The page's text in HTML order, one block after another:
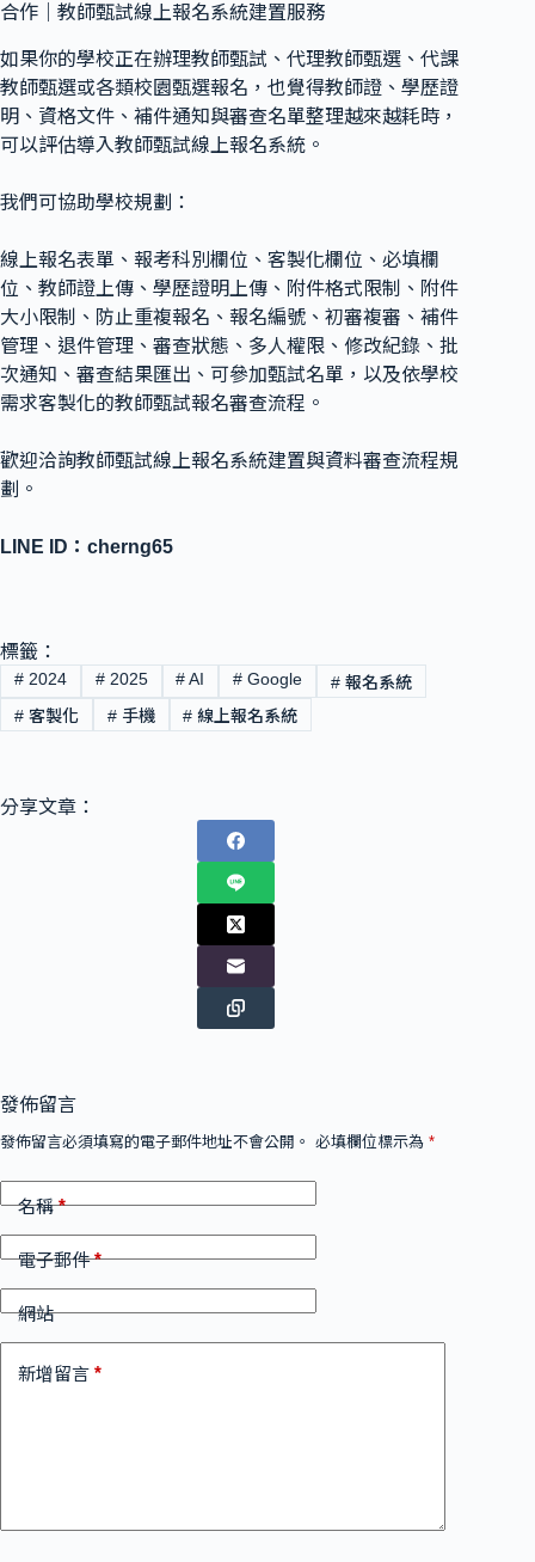
合作｜教師甄試線上報名系統建置服務
如果你的學校正在辦理教師甄試、代理教師甄選、代課
教師甄選或各類校園甄選報名，也覺得教師證、學歷證
明、資格文件、補件通知與審查名單整理越來越耗時，
可以評估導入教師甄試線上報名系統。
我們可協助學校規劃：
線上報名表單、報考科別欄位、客製化欄位、必填欄
位、教師證上傳、學歷證明上傳、附件格式限制、附件
大小限制、防止重複報名、報名編號、初審複審、補件
管理、退件管理、審查狀態、多人權限、修改紀錄、批
次通知、審查結果匯出、可參加甄試名單，以及依學校
需求客製化的教師甄試報名審查流程。
歡迎洽詢教師甄試線上報名系統建置與資料審查流程規
劃。
LINE ID：cherng65
標籤：
#2024 #2025 #AI # Google # 報名系統
#客製化 #手機 # 線上報名系統
分享文章：
發佈留言
發佈留言必須填寫的電子郵件地址不會公開。 必填欄位標示為 *
名稱*
電子郵件*
網站
新增留言 *